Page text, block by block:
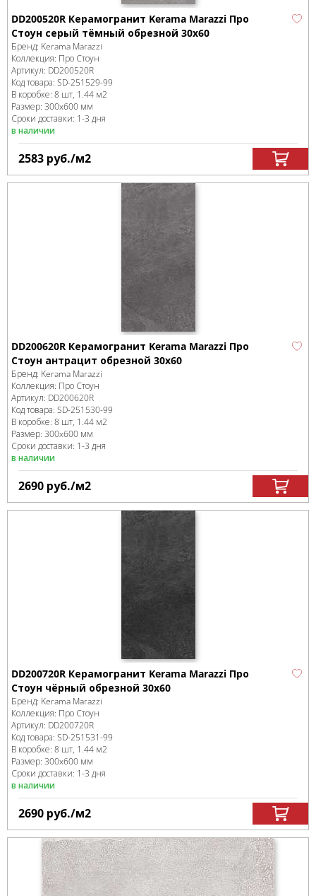
DD200520R Керамогранит Kerama Marazzi Про
Стоун серый тёмный обрезной 30х60
Бренд: Kerama Marazzi
Коллекция: Про Стоун
Артикул: DD200520R
Код товара: SD-251529-99
В коробке: 8 шт, 1.44 м2
Размер: 300x600 мм
Сроки доставки: 1-3 дня
в наличии
2583 руб./м2
DD200620R Керамогранит Kerama Marazzi Про
Стоун антрацит обрезной 30х60
Бренд: Kerama Marazzi
Коллекция: Про Стоун
Артикул: DD200620R
Код товара: SD-251530-99
В коробке: 8 шт, 1.44 м2
Размер: 300x600 мм
Сроки доставки: 1-3 дня
в наличии
2690 руб./м2
DD200720R Керамогранит Kerama Marazzi Про
Стоун чёрный обрезной 30х60
Бренд: Kerama Marazzi
Коллекция: Про Стоун
Артикул: DD200720R
Код товара: SD-251531-99
В коробке: 8 шт, 1.44 м2
Размер: 300x600 мм
Сроки доставки: 1-3 дня
в наличии
2690 руб./м2